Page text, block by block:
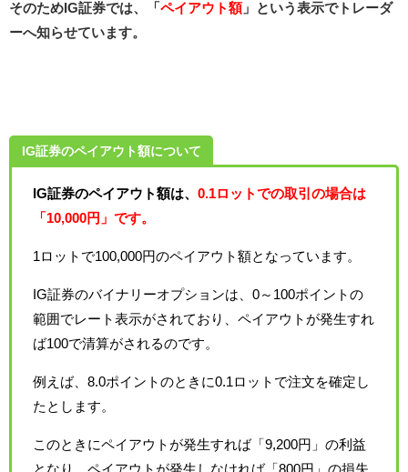
そのためIG証券では、「 ペイアウト額 」という表示でトレーダ
ーへ知らせています。
IG証券のペイアウト額について
IG証券のペイアウト額は、 0.1ロットでの取引の場合は
「10,000円」です。
1ロットで100,000円のペイアウト額となっています。
IG証券のバイナリーオプションは、0～100ポイントの
範囲でレート表示がされており、ペイアウトが発生すれ
ば100で清算がされるのです。
例えば、8.0ポイントのときに0.1ロットで注文を確定し
たとします。
このときにペイアウトが発生すれば「9,200円」の利益
となり、ペイアウトが発生しなければ「800円」の損失